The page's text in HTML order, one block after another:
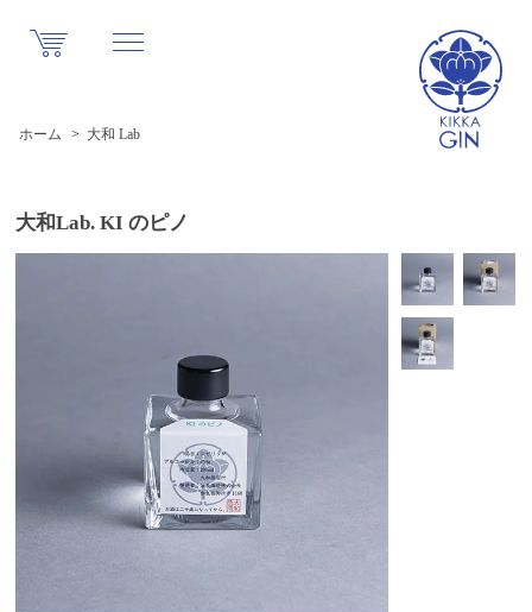
ホーム > 大和 Lab
大和Lab. KI のピノ